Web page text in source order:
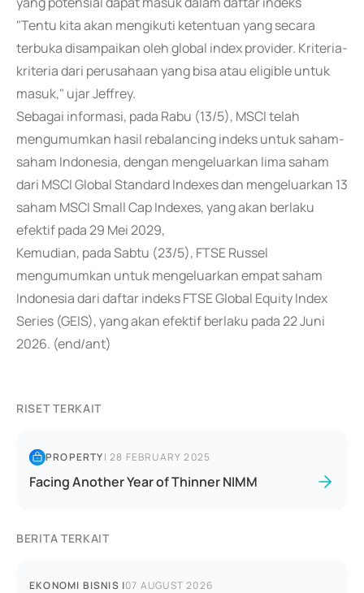
"Tentu kita akan mengikuti ketentuan yang secara
terbuka disampaikan oleh global index provider. Kriteria-
kriteria dari perusahaan yang bisa atau eligible untuk
masuk," ujar Jeffrey.
Sebagai informasi, pada Rabu (13/5), MSCI telah
mengumumkan hasil rebalancing indeks untuk saham-
saham Indonesia, dengan mengeluarkan lima saham
dari MSCI Global Standard Indexes dan mengeluarkan 13
saham MSCI Small Cap Indexes, yang akan berlaku
efektif pada 29 Mei 2029,
Kemudian, pada Sabtu (23/5), FTSE Russel
mengumumkan untuk mengeluarkan empat saham
Indonesia dari daftar indeks FTSE Global Equity Index
Series (GEIS), yang akan efektif berlaku pada 22 Juni
2026. (end/ant)
RISET TERKAIT
PROPERTY|28 FEBRUARY 2025
Facing Another Year of Thinner NIMM
BERITA TERKAIT
EKONOMI BISNIS |07 AUGUST 2026